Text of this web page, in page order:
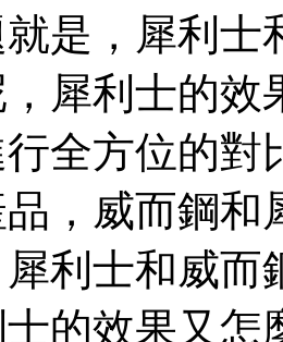
是，犀利士
犀利士的效
全方位的
，威而鋼和
利士和威
的效果又怎